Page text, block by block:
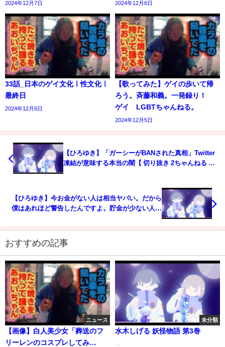
2024年12月7日 2024年12月6日
33話_日本のゲイ文化ㅣ性文化ㅣ
最終日
2024年12月6日
【歌ってみた】ゲイの歩いて帰
ろう。斉藤和義。一発録り！
ゲイ LGBTちゃんねる。
2024年12月5日
【ひろゆき】「ガーシーがBANされた真相」Twitter
凍結が意味する本当の闇【 切り抜き 2ちゃんねる 思
【ひろゆき】今お金がない人は相当ヤバい。だから
僕はあれほど警告したんですよ。貯金が少ない人は
おすすめの記事
ニュース
【画像】白人美少女「葬送のフ
リーレンのコスプレしてみ
未分類
水木しげる 妖怪物語 第3巻